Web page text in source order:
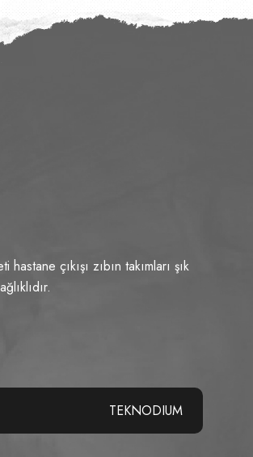
çıkışı zıbın takımları şık
TEKNODIUM